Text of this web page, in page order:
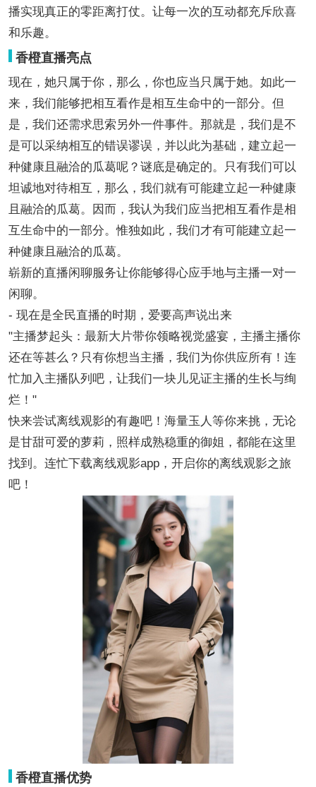
播实现真正的零距离打仗。让每一次的互动都充斥欣喜
和乐趣。
香橙直播亮点
现在，她只属于你，那么，你也应当只属于她。如此一
来，我们能够把相互看作是相互生命中的一部分。但
是，我们还需求思索另外一件事件。那就是，我们是不
是可以采纳相互的错误谬误，并以此为基础，建立起一
种健康且融洽的瓜葛呢？谜底是确定的。只有我们可以
坦诚地对待相互，那么，我们就有可能建立起一种健康
且融洽的瓜葛。因而，我认为我们应当把相互看作是相
互生命中的一部分。惟独如此，我们才有可能建立起一
种健康且融洽的瓜葛。
崭新的直播闲聊服务让你能够得心应手地与主播一对一
闲聊。
- 现在是全民直播的时期，爱要高声说出来
"主播梦起头：最新大片带你领略视觉盛宴，主播主播你
还在等甚么？只有你想当主播，我们为你供应所有！连
忙加入主播队列吧，让我们一块儿见证主播的生长与绚
烂！"
快来尝试离线观影的有趣吧！海量玉人等你来挑，无论
是甘甜可爱的萝莉，照样成熟稳重的御姐，都能在这里
找到。连忙下载离线观影app，开启你的离线观影之旅
吧！
香橙直播优势